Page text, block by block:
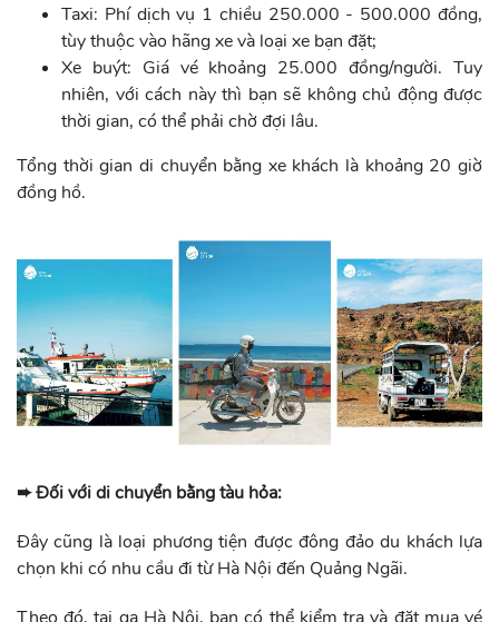
Taxi: Phí dịch vụ 1 chiều 250.000 - 500.000 đồng,
tùy thuộc vào hãng xe và loại xe bạn đặt;
Xe buýt: Giá vé khoảng 25.000 đồng/người. Tuy
nhiên, với cách này thì bạn sẽ không chủ động được
thời gian, có thể phải chờ đợi lâu.
Tổng thời gian di chuyển bằng xe khách là khoảng 20 giờ
đồng hồ.
➨ Đối với di chuyển bằng tàu hỏa:
Đây cũng là loại phương tiện được đông đảo du khách lựa
chọn khi có nhu cầu đi từ Hà Nội đến Quảng Ngãi.